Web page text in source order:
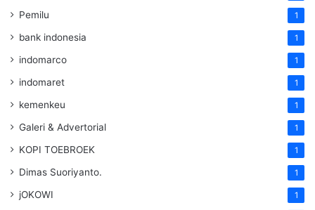
Pemilu 1
bank indonesia 1
indomarco 1
indomaret 1
kemenkeu 1
Galeri & Advertorial 1
KOPI TOEBROEK 1
Dimas Suoriyanto. 1
jOKOWI 1